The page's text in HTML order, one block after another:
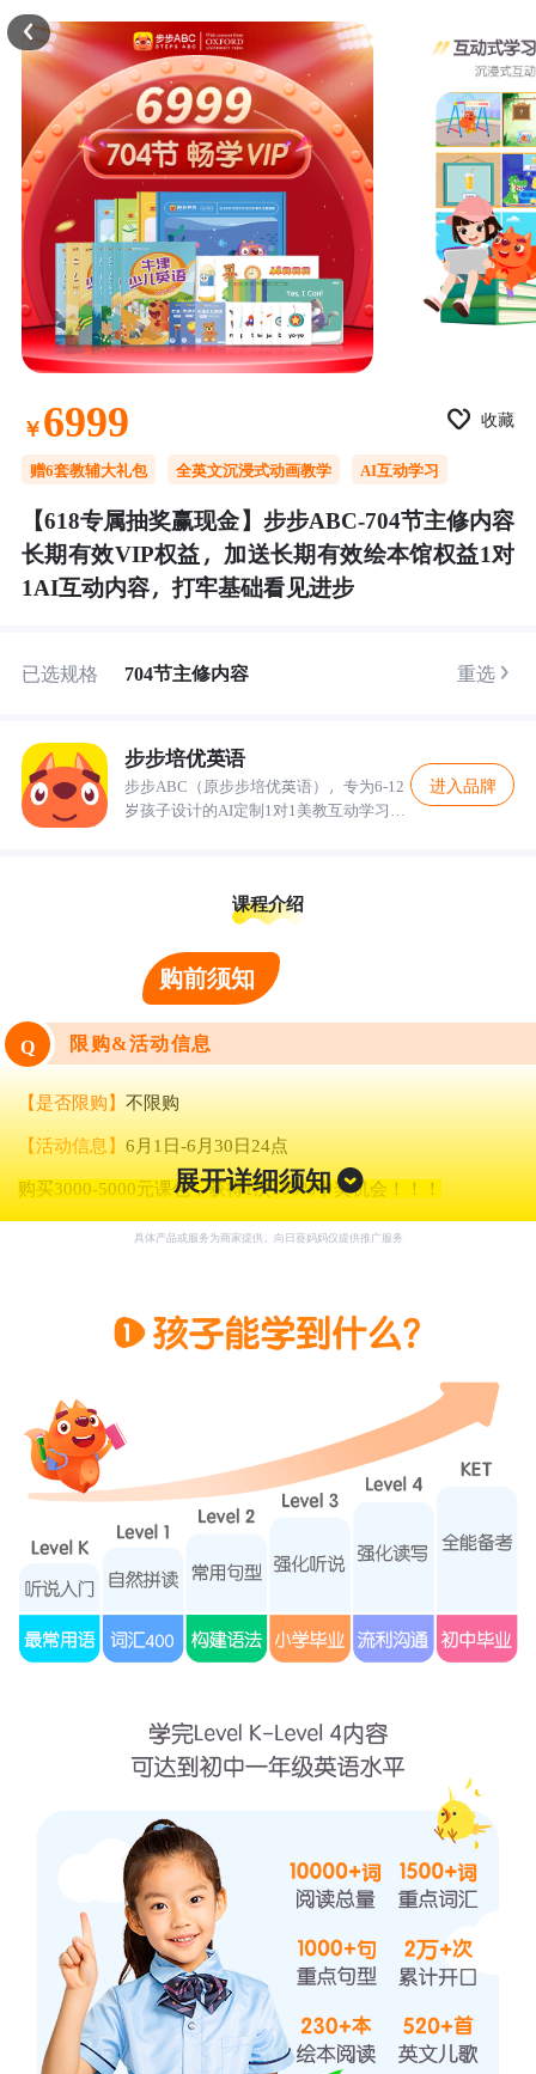
￥6999 收藏
赠6套教辅大礼包 全英文沉浸式动画教学 AI互动学习
【618专属抽奖赢现金】步步ABC-704节主修内容
长期有效VIP权益，加送长期有效绘本馆权益1对
1AI互动内容，打牢基础看见进步
已选规格 704节主修内容 重选
步步培优英语
步步ABC（原步步培优英语），专为6-12
岁孩子设计的AI定制1对1美教互动学习，
进入品牌
课程介绍
购前须知
Q 限购&活动信息
【是否限购】 不限购
【活动信息】 6月1日-6月30日24点
购买3000-5000元课包，获得1次100%中奖机会！！！
购买5000元以上课包，获得2次100%中奖机会！！！
福利一:下单即送53节AI外教互动体验课
福利三:买满3999元及以上:送淘淘玩偶+淘淘雨伞
福利四:买满5000元及以上:加赠阅读棒
福利五:抽奖赢大奖(618期间专属)，买课即有抽奖机会，金额越
高，中大额奖概率越高!
6月购买3000元以上课包可参与抽奖
一等奖1888元现金红包
二等奖 188元现金红包
四等奖 8节主题课
六等奖1000积分
展开详细须知
具体产品或服务为商家提供，向日葵妈妈仅提供推广服务